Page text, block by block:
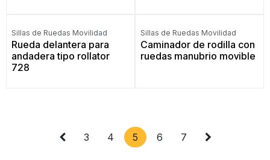
Sillas de Ruedas Movilidad
Rueda delantera para
andadera tipo rollator
728
Sillas de Ruedas Movilidad
Caminador de rodilla con
ruedas manubrio movible
3 4 5 6 7